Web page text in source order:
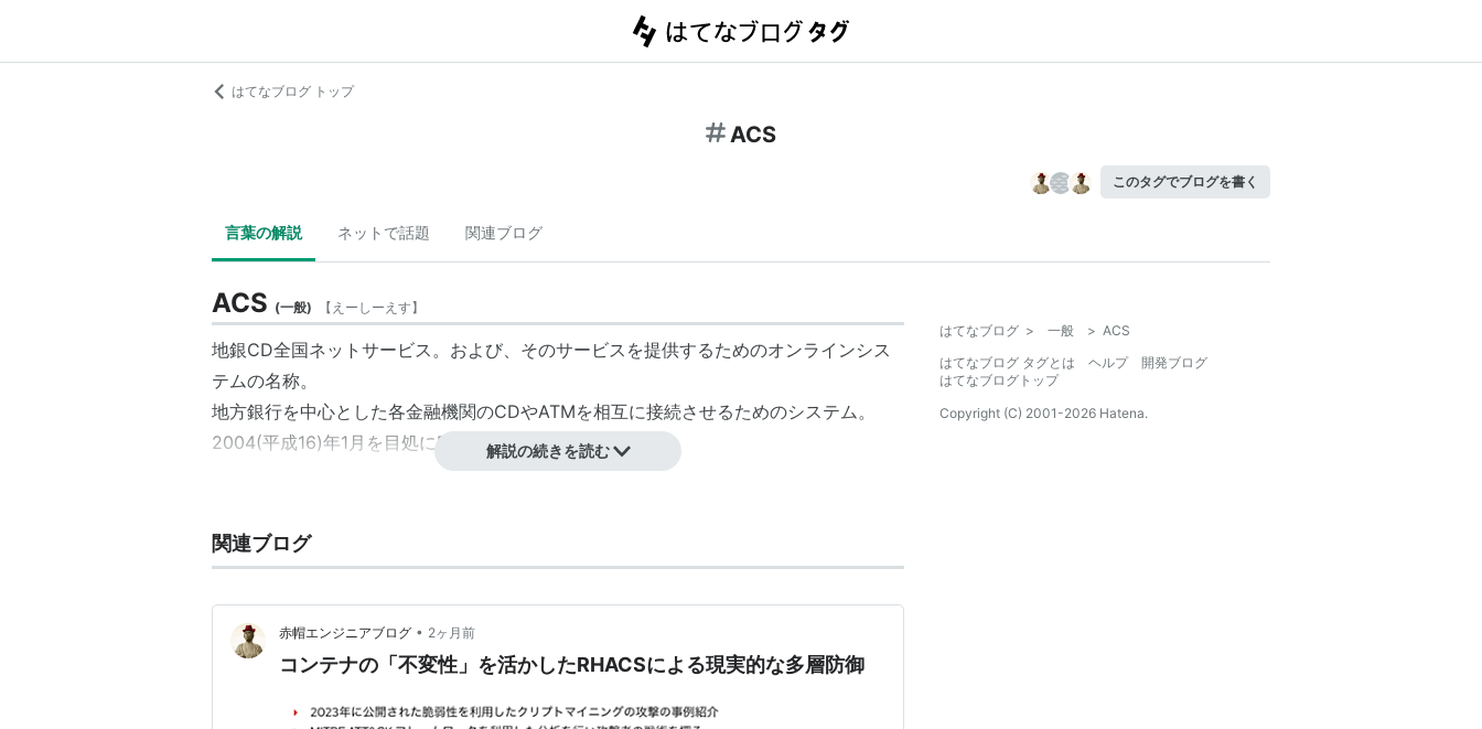
はてなブログ トップ
ACS
このタグでブログを書く
言葉の解説 ネットで話題 関連ブログ
ACS (一般) 【 えーしーえす】
地銀CD全国ネットサービス。および、そのサービスを提供するためのオンラインシス
テムの名称。
地方銀行を中心とした各金融機関のCDやATMを相互に接続させるためのシステム。
2004(平成16)年1月を目処にBANCSと統合される。
解説の続きを読む
関連ブログ
赤帽エンジニアブログ • 2ヶ月前
コンテナの「不変性」を活かしたRHACSによる現実的な多層防御
はてなブログ > 一般 > ACS
はてなブログ タグとは
ヘルプ
開発ブログ
はてなブログトップ
Copyright (C) 2001-2026 Hatena.